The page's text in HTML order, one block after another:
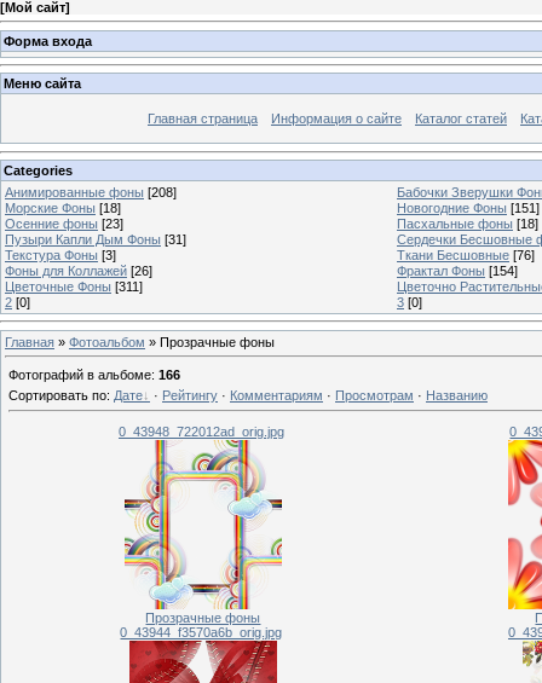
[Мой сайт]
Форма входа
Меню сайта
Главная страница Информация о сайте Каталог статей
Categories
Анимированные фоны [208]
Бабочки Зверушки
Морские Фоны [18] Новогодние Фоны [151]
Осенние фоны [23] Пасхальные фоны [18]
Пузыри Капли Дым Фоны [31]
Сердечки Бесшовные
Текстура Фоны [3] Ткани Бесшовные [76]
Фоны для Коллажей [26] Фрактал Фоны [154]
Цветочные Фоны [311]
Цветочно
2 [0] 3 [0]
Главная » Фотоальбом » Прозрачные фоны
Фотографий в альбоме: 166
Сортировать по: Дате · Рейтингу · Комментариям · Просмотрам · Названию
0_43948_722012ad_orig.jpg
Прозрачные фоны
0_43944_f3570a6b_orig.jpg